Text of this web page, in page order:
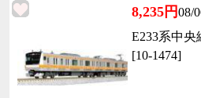
8,235円08/
E233系中央
[10-1474]